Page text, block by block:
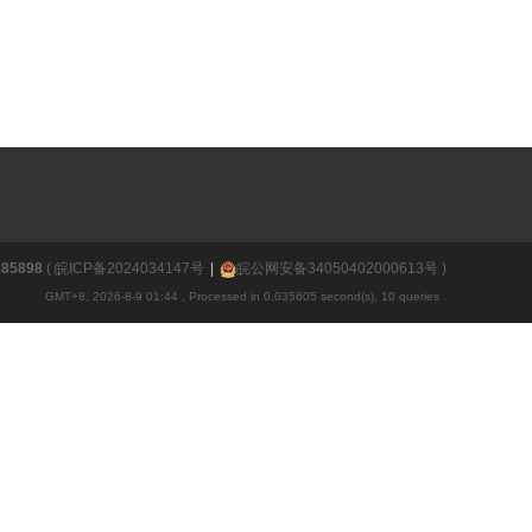
( 皖ICP备2024034147号 皖公网安备34050402000613号 )
GMT+8, 2026-8-9 01:44 , Processed in 0.035605 second(s), 10 queries .